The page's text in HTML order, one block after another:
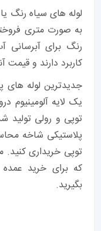
لوله های سیاه رنگ
به صورت متری
رنگ برای
کاربرد دارند و قیمت
جدیدترین لوله های
یک لایه آلومینیوم
پلاستیکی شاخه
توپی خریداری کنید.
که برای خرید
بگیرید.